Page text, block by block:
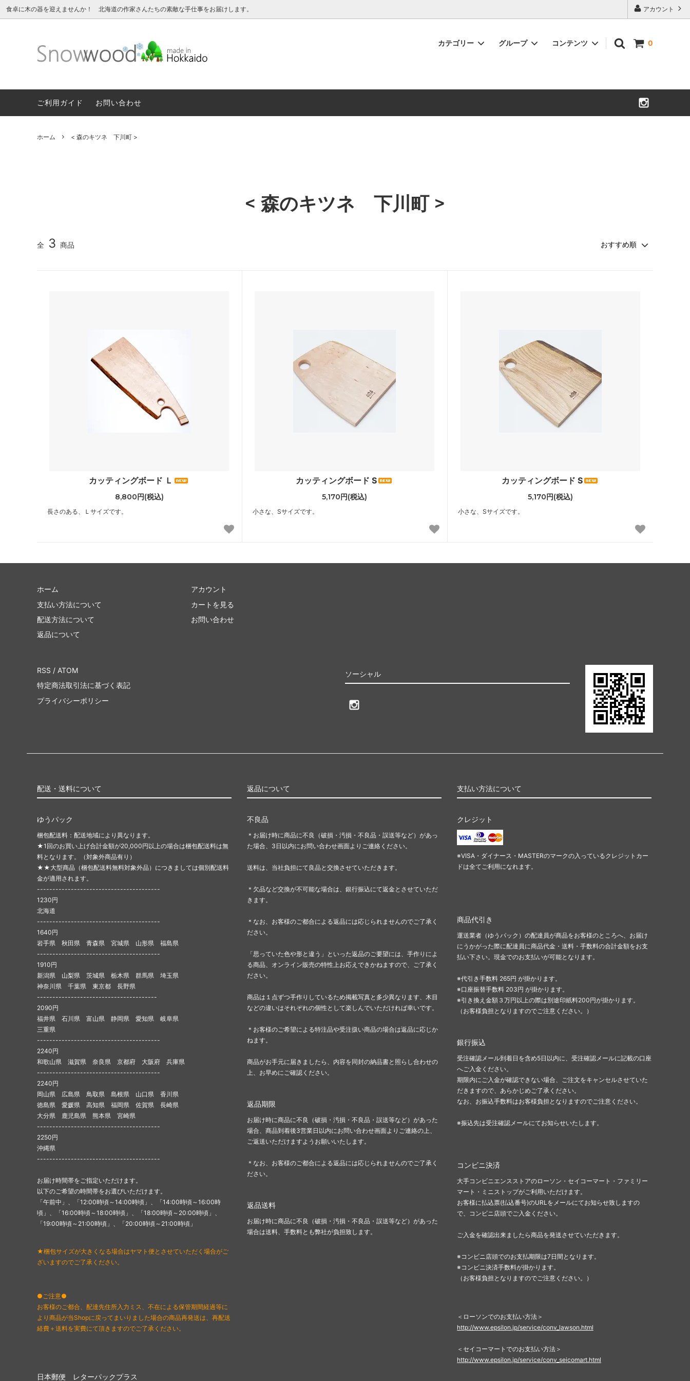
アカウント
食卓に木の器を迎えませんか！ 北海道の作家さんたちの素敵な手仕事をお届けします。
0
カテゴリー
スプーン ・ フォーク
白樺樹皮細工
グループ
< サッポロクラフト 江別市 >
コンテンツ
ご利用ガイド お問い合わせ
ホーム < 森のキツネ 下川町 >
< 森のキツネ 下川町 >
全 3 商品
カッティングボード Ｌ
8,800円(税込)
長さのある、Ｌサイズです。
カッティングボード S
5,170円(税込)
小さな、Sサイズです。
カッティングボード S
5,170円(税込)
小さな、Sサイズです。
ホーム
支払い方法について
配送方法について
返品について
アカウント
カートを見る
お問い合わせ
ソーシャル
RSS / ATOM
特定商法取引法に基づく表記
プライバシーポリシー
配送・送料について
ゆうパック
梱包配送料：配送地域により異なります。
★1回のお買い上げ合計金額が20,000円以上の場合は梱包配送料は無
料となります。（対象外商品有り）
★★大型商品（梱包配送料無料対象外品）につきましては個別配送料
金が適用されます。
----------------------------------------
1230円
北海道
----------------------------------------
1640円
岩手県 秋田県 青森県 宮城県 山形県 福島県
----------------------------------------
1910円
新潟県 山梨県 茨城県 栃木県 群馬県 埼玉県
神奈川県 千葉県 東京都 長野県
---------------------------------------
2090円
福井県 石川県 富山県 静岡県 愛知県 岐阜県
三重県
----------------------------------------
2240円
和歌山県 滋賀県 奈良県 京都府 大阪府 兵庫県
----------------------------------------
2240円
岡山県 広島県 鳥取県 島根県 山口県 香川県
徳島県 愛媛県 高知県 福岡県 佐賀県 長崎県
大分県 鹿児島県 熊本県 宮崎県
----------------------------------------
2250円
沖縄県
----------------------------------------
お届け時間帯をご指定いただけます。
以下のご希望の時間帯をお選びいただけます。
「午前中」、「12:00時頃～14:00時頃」、「14:00時頃～16:00時
頃」、「16:00時頃～18:00時頃」、「18:00時頃～20:00時頃」、
「19:00時頃～21:00時頃」、「20:00時頃～21:00時頃」
★梱包サイズが大きくなる場合はヤマト便とさせていただく場合がご
ざいますのでご了承ください。
●ご注意●
お客様のご都合、配達先住所入力ミス、不在による保管期間経過等に
より商品が当Shopに戻ってまいりました場合の商品再発送は、再配送
経費＋送料を実費にて頂きますのでご了承ください。
日本郵便 レターパックプラス
返品について
不良品
＊お届け時に商品に不良（破損・汚損・不良品・誤送等など）があっ
た場合、3日以内にお問い合わせ画面よりご連絡ください。
送料は、当社負担にて良品と交換させていただきます。
＊欠品など交換が不可能な場合は、銀行振込にて返金とさせていただ
きます。
＊なお、お客様のご都合による返品には応じられませんのでご了承く
ださい。
「思っていた色や形と違う」といった返品のご要望には、手作りによ
る商品、オンライン販売の特性上お応えできかねますので、ご了承く
ださい。
商品は１点ずつ手作りしているため掲載写真と多少異なります、木目
などの違いはそれぞれの個性として楽しんでいただければ幸いです。
＊お客様のご希望による特注品や受注扱い商品の場合は返品に応じか
ねます。
商品がお手元に届きましたら、内容を同封の納品書と照らし合わせの
上、お早めにご確認ください。
返品期限
お届け時に商品に不良（破損・汚損・不良品・誤送等など）があった
場合、商品到着後3営業日以内にお問い合わせ画面よりご連絡の上、
ご返送いただけますようお願いいたします。
＊なお、お客様のご都合による返品には応じられませんのでご了承く
ださい。
返品送料
お届け時に商品に不良（破損・汚損・不良品・誤送等など）があった
場合は送料、手数料とも弊社が負担致します。
支払い方法について
クレジット
※VISA・ダイナース・MASTERのマークの入っているクレジットカー
ドは全てご利用になれます。
商品代引き
運送業者（ゆうパック）の配達員が商品をお客様のところへ、お届け
にうかがった際に配達員に商品代金・送料・手数料の合計金額をお支
払い下さい。現金でのお支払いが可能となります。
※代引き手数料 265円 が掛かります。
※口座振替手数料 203円 が掛かります。
※引き換え金額３万円以上の際は別途印紙料200円が掛かります。
（お客様負担となりますのでご注意ください。）
銀行振込
受注確認メール到着日を含め5日以内に、受注確認メールに記載の口座
へご入金ください。
期限内にご入金が確認できない場合、ご注文をキャンセルさせていた
だきますので、あらかじめご了承ください。
なお、お振込手数料はお客様負担となりますのでご注意ください。
※振込先は受注確認メールにてお知らせいたします。
コンビニ決済
大手コンビニエンスストアのローソン・セイコーマート・ファミリー
マート・ミニストップがご利用いただけます。
お客様に払込票(払込番号)のURLをメールにてお知らせ致しますの
で、コンビニ店頭でご入金ください。
ご入金を確認出来ましたら商品を発送させていただきます。
※コンビニ店頭でのお支払期限は7日間となります。
※コンビニ決済手数料が掛かります。
（お客様負担となりますのでご注意ください。）
＜ローソンでのお支払い方法＞
http://www.epsilon.jp/service/conv_lawson.html
＜セイコーマートでのお支払い方法＞
http://www.epsilon.jp/service/conv_seicomart.html